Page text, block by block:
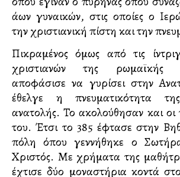
άλλων γυναικών, στις οποίες ο
την χριστιανική πίστη και την
Πικραμένος όμως από τις
χριστιανών της ρωμαϊκής
αποφάσισε να γυρίσει στην
έθελγε η πνευματικότητα της
ανατολής. Το ακολούθησαν και οι
του. Έτσι το 385 έφτασε στην
πόλη όπου γεννήθηκε ο
Χριστός. Με χρήματα της
έχτισε δύο μοναστήρια κοντά